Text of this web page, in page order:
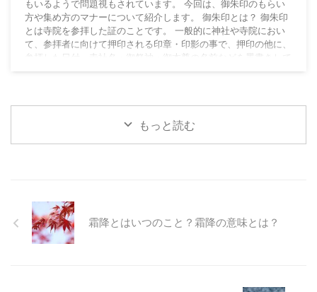
もいるようで問題視もされています。 今回は、御朱印のもらい
方や集め方のマナーについて紹介します。 御朱印とは？ 御朱印
とは寺院を参拝した証のことです。 一般的に神社や寺院におい
て、参拝者に向けて押印される印章・印影の事で、押印の他に、
参拝した日付、寺社名・御祭神・御本尊の名前などを墨書きして
もっと読む
霜降とはいつのこと？霜降の意味とは？